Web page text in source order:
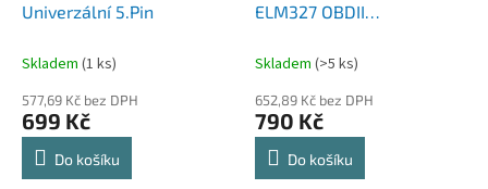
Univerzální 5.Pin
Skladem (1 ks)
577,69 Kč bez DPH
699 Kč
Do košíku
ELM327 OBDII
Bluetooth VERZE (FTDi +
Skladem (>5 ks)
652,89 Kč bez DPH
790 Kč
Do košíku